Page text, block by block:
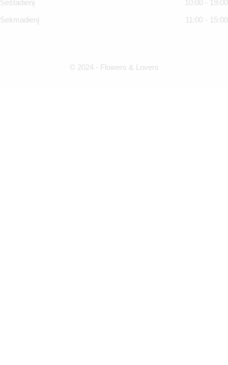
Šeštadienį 10:00 - 19:00
Sekmadienį 11:00 - 15:00
© 2024 - Flowers & Lovers